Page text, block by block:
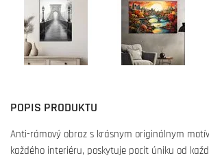
POPIS PRODUKTU
Anti-rámový obraz s krásnym originálnym
každého interiéru, poskytuje pocit úniku od